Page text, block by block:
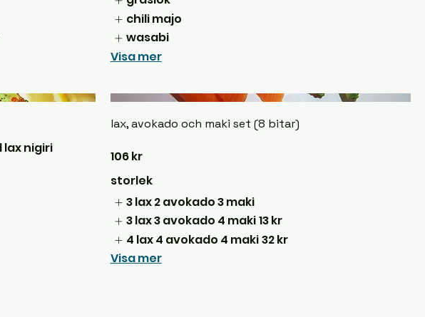
chili majo
wasabi
Visa mer
lax, avokado och maki set (8 bitar)
106 kr
storlek
3 lax 2 avokado 3 maki
3 lax 3 avokado 4 maki13 kr
4 lax 4 avokado 4 maki32 kr
Visa mer